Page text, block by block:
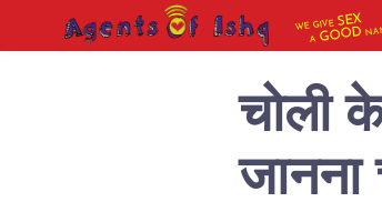
WE GIVESEX
AGOOD
चोली